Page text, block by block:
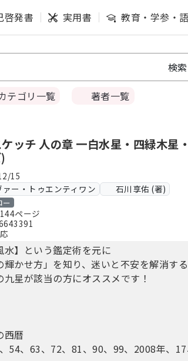
啓発書 実用書 教育・学参・
テゴリ一覧
著者一覧
ッチ 人の章 一白水星・四緑木星
15
ァー・トゥエンティワン
石川享佑 (著)
ー
ページ
水】という鑑定術を元に
輝かせ方」を知り、迷いと不安を解消す
星が該当の方にオススメです！
西暦
54、63、72、81、90、99、2008年、